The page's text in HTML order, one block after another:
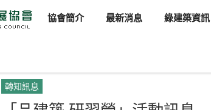
協會簡介 最新消息 綠建築資訊
轉知訊息